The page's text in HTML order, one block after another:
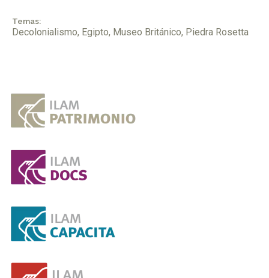
Temas:
Decolonialismo, Egipto, Museo Británico, Piedra Rosetta